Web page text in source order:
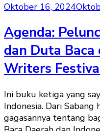
Oktober 16, 2024
Agenda:
dan Duta Baca
Writers
Ini buku ketiga yang
Indonesia. Dari
gagasannya tentang